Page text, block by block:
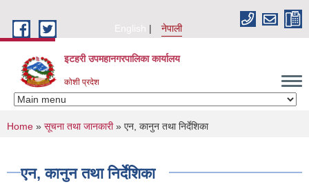
English
नेपाली
इटहरी उपमहानगरपालिका कार्यालय
कोशी प्रदेश
You are here
Home » सूचना तथा जानकारी» एन, कानुन तथा निर्देशिका
एन, कानुन तथा निर्देशिका